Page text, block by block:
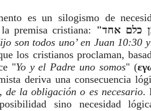
es un silogismo de
premisa cristiana:
son todos uno’ en Juan 10:30
los cristianos proclaman,
"Yo y el Padre uno somos" (
deriva una consecuencia
de la obligación o es necesario.
sino necesidad